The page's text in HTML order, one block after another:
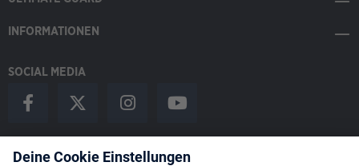
INFORMATIONEN
SOCIAL MEDIA
Payment Methods